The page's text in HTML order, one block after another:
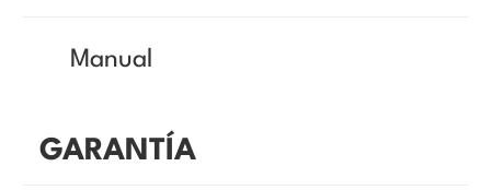
Manual
GARANTÍA